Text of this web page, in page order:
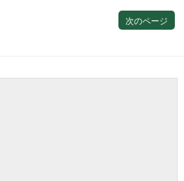
次のページ